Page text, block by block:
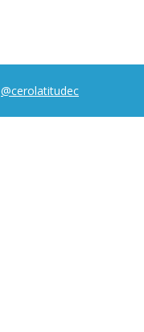
@cerolatitudec